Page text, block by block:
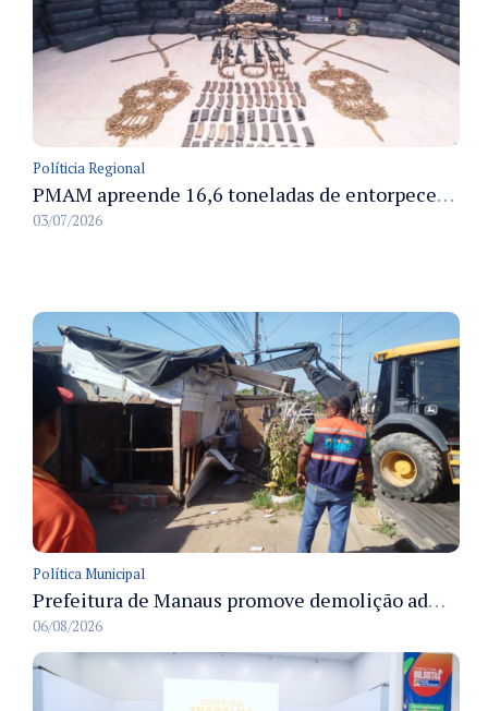
Políticia Regional
PMAM apreende 16,6 toneladas de entorpecentes e registra aumento nas prisões em flagrante e nas capturas de foragidos no primeiro semestre de 2026
03/07/2026
Política Municipal
Prefeitura de Manaus promove demolição administrativa de cinco estruturas que ocupavam calçada pública
06/08/2026